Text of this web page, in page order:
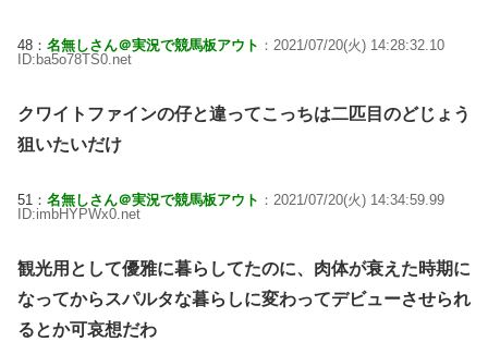
48： 名無しさん＠実況で競馬板アウト ：2021/07/20(火) 14:28:32.10
ID:ba5o78TS0.net
クワイトファインの仔と違ってこっちは二匹目のどじょう
狙いたいだけ
51： 名無しさん＠実況で競馬板アウト ：2021/07/20(火) 14:34:59.99
ID:imbHYPWx0.net
観光用として優雅に暮らしてたのに、肉体が衰えた時期に
なってからスパルタな暮らしに変わってデビューさせられ
るとか可哀想だわ